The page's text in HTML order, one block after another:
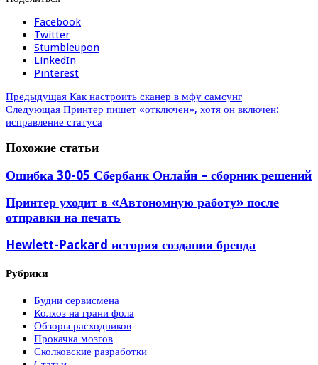
Facebook
Twitter
Stumbleupon
LinkedIn
Pinterest
Предыдущая Как настроить сканер в мфу самсунг
Следующая Принтер пишет «отключен», хотя он включен:
исправление статуса
Похожие статьи
Ошибка 30-05 Сбербанк Онлайн – сборник решений
Принтер уходит в «Автономную работу» после
отправки на печать
Hewlett-Packard история создания бренда
Рубрики
Будни сервисмена
Колхоз на грани фола
Обзоры расходников
Прокачка мозгов
Сколковские разработки